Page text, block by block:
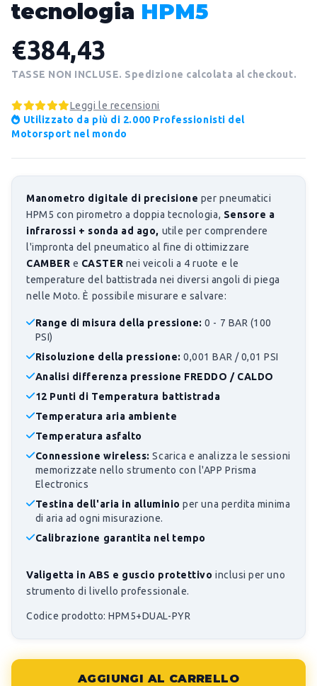
tecnologia HPM5
€384,43
TASSE NON INCLUSE. Spedizione calcolata al checkout.
Leggi le recensioni
Utilizzato da più di 2.000 Professionisti del
Motorsport nel mondo
Manometro digitale di precisione per pneumatici
HPM5 con pirometro a doppia tecnologia, Sensore a
infrarossi + sonda ad ago, utile per comprendere
l'impronta del pneumatico al fine di ottimizzare
CAMBER e CASTER nei veicoli a 4 ruote e le
temperature del battistrada nei diversi angoli di piega
nelle Moto. È possibile misurare e salvare:
Range di misura della pressione:0 - 7 BAR (100
PSI)
Risoluzione della pressione:0,001 BAR / 0,01 PSI
Analisi differenza pressione FREDDO / CALDO
12 Punti di Temperatura battistrada
Temperatura aria ambiente
Temperatura asfalto
Connessione wireless:Scarica e analizza le sessioni
memorizzate nello strumento con l'APP Prisma
Electronics
Testina dell'aria in alluminioper una perdita minima
di aria ad ogni misurazione.
Calibrazione garantita nel tempo
Valigetta in ABS e guscio protettivo inclusi per uno
strumento di livello professionale.
Codice prodotto: HPM5+DUAL-PYR
AGGIUNGI AL CARRELLO